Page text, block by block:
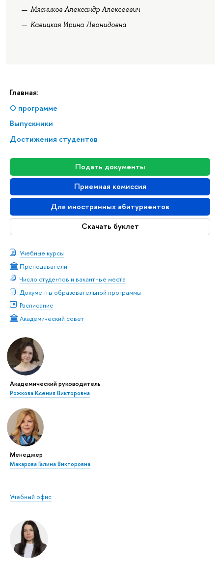
Главная:
О программе
Выпускники
Достижения студентов
Подать документы
Приемная комиссия
Для иностранных абитуриентов
Скачать буклет
Учебные курсы
Преподаватели
Число студентов и вакантные места
Документы образовательной программы
Расписание
Академический совет
Академический руководитель
Рожкова Ксения Викторовна
Менеджер
Макарова Галина Викторовна
Учебный офис
Мясников Александр Алексеевич
Кавицкая Ирина Леонидовна